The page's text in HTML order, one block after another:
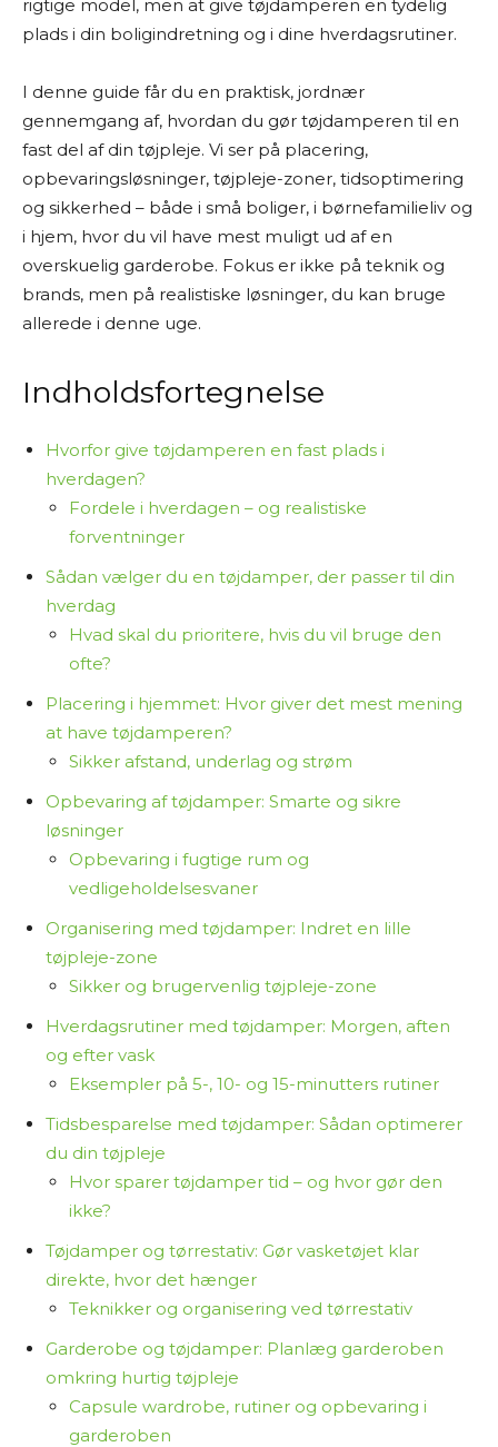
Jeg laver ikke fysiske tests af produkterne selv.
Mine “tests” og anbefalinger er baseret på
producentoplysninger, forhandlerbeskrivelser,
brugeranmeldelser, ekspertvurderinger og
andre offentligt tilgængelige kilder – både fra
danske og udenlandske hjemmesider. På den
baggrund vurderer jeg fordele og ulemper ved
produkterne og giver mine personlige
anbefalinger.
Jeg bestræber mig på at give et godt overblik
måde. Men jeg kan ikke garantere, at alle
oplysninger altid er fuldstændigt opdaterede
eller dækkende.
Jeg vil også gøre opmærksom på, at siden ofte
indeholder links til forhandlere. Hvis du vælger at
provision. Det koster dig ikke ekstra og er med til
at finansiere arbejdet med at researche og
skrive indholdet.
Jeg synes, det er vigtigt at være ærlig om,
hvordan jeg arbejder – så du ved, at jeg ikke selv
har haft alle produkterne i hænderne, men i
for at hjælpe dig med at træffe et informeret
Tak fordi du læser med på Osmedhus.dk!
rigtige model, men at give tøjdamperen en tydelig
plads i din boligindretning og i dine hverdagsrutiner.
I denne guide får du en praktisk, jordnær
gennemgang af, hvordan du gør tøjdamperen til en
fast del af din tøjpleje. Vi ser på placering,
opbevaringsløsninger, tøjpleje-zoner, tidsoptimering
og sikkerhed – både i små boliger, i børnefamilieliv og
i hjem, hvor du vil have mest muligt ud af en
overskuelig garderobe. Fokus er ikke på teknik og
brands, men på realistiske løsninger, du kan bruge
allerede i denne uge.
Indholdsfortegnelse
Hvorfor give tøjdamperen en fast plads i
hverdagen?
Fordele i hverdagen – og realistiske
forventninger
Sådan vælger du en tøjdamper, der passer til din
hverdag
Hvad skal du prioritere, hvis du vil bruge den
ofte?
Placering i hjemmet: Hvor giver det mest mening
at have tøjdamperen?
Sikker afstand, underlag og strøm
Opbevaring af tøjdamper: Smarte og sikre
løsninger
Opbevaring i fugtige rum og
vedligeholdelsesvaner
Organisering med tøjdamper: Indret en lille
tøjpleje-zone
Sikker og brugervenlig tøjpleje-zone
Hverdagsrutiner med tøjdamper: Morgen, aften
og efter vask
Eksempler på 5-, 10- og 15-minutters rutiner
Tidsbesparelse med tøjdamper: Sådan optimerer
du din tøjpleje
Hvor sparer tøjdamper tid – og hvor gør den
ikke?
Tøjdamper og tørrestativ: Gør vasketøjet klar
direkte, hvor det hænger
Teknikker og organisering ved tørrestativ
Garderobe og tøjdamper: Planlæg garderoben
omkring hurtig tøjpleje
Capsule wardrobe, rutiner og opbevaring i
garderoben